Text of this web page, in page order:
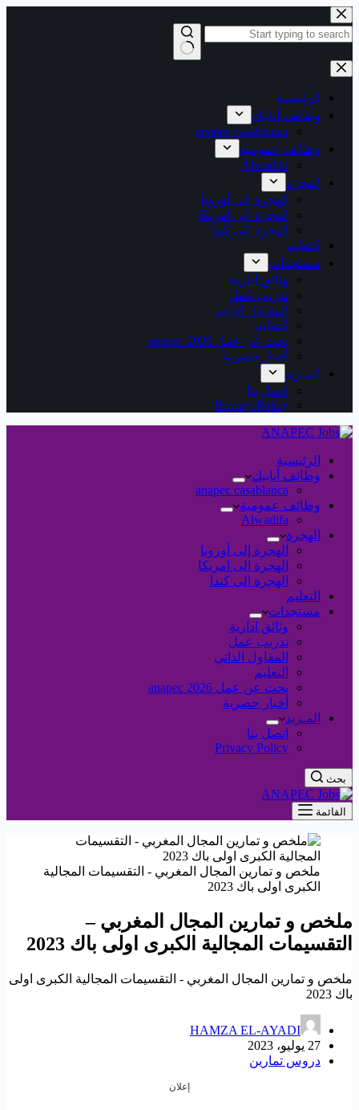
التجاوز
إلى
المحتوى
نتائج
الرئيسية
وظائف أنابيك
anapec casablanca
وظائف عمومية
Alwadifa
الهجرة
الهجرة إلى أوروبا
الهجرة الى امريكا
الهجرة الى كندا
التعليم
مستجدات
وثائق ادارية
تدريب عمل
المقاول الذاتي
التعليم
بحث عن عمل 2026 anapec
أخبار حصرية
المـزيد
اتصل بنا
Privacy Policy
الرئيسية
وظائف أنابيك
anapec casablanca
وظائف عمومية
Alwadifa
الهجرة
الهجرة إلى أوروبا
الهجرة الى امريكا
الهجرة الى كندا
التعليم
مستجدات
وثائق ادارية
تدريب عمل
المقاول الذاتي
التعليم
بحث عن عمل 2026 anapec
أخبار حصرية
المـزيد
اتصل بنا
Privacy Policy
بحث
القائمة
ملخص و تمارين المجال المغربي - التقسيمات المجالية
الكبرى اولى باك 2023
ملخص و تمارين المجال المغربي –
التقسيمات المجالية الكبرى اولى باك 2023
ملخص و تمارين المجال المغربي - التقسيمات المجالية الكبرى اولى
باك 2023
HAMZA EL-AYADI
27 يوليو، 2023
دروس تمارين
إعلان